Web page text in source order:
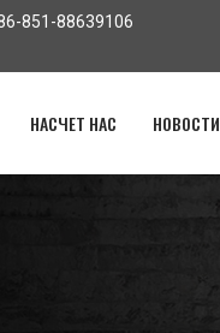
851-88639106
НАСЧЕТ НАС НОВОСТИ